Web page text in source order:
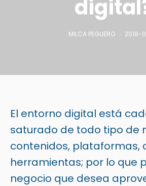
MILCA PEGUERO 2018-
El entorno digital está
saturado de todo tipo de
contenidos, plataformas,
herramientas; por lo que
negocio que desea